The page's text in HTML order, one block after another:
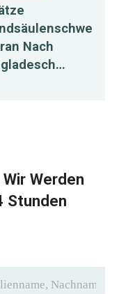
Nach
Werden
Stunden